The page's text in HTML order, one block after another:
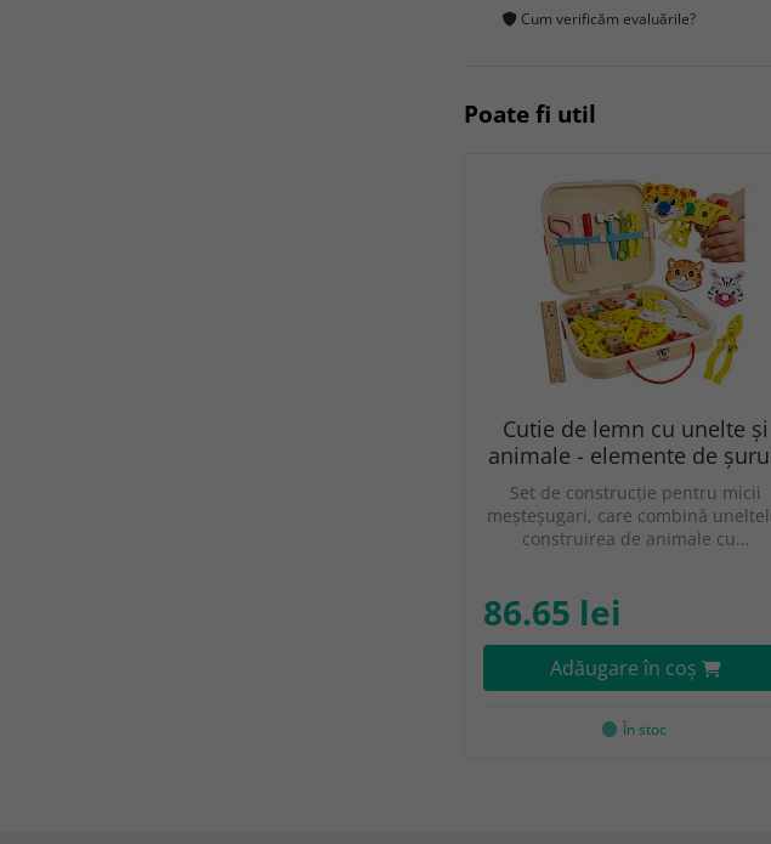
Cum verificăm evaluările?
Poate fi util
Cutie de lemn cu unelte și
animale - elemente de
Set de construcție pentru micii
meșteșugari, care combină
construirea de animale cu…
86.65 lei
Adăugare în coş
În stoc